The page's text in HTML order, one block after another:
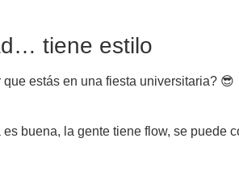
tiene estilo
estás en una fiesta universitaria? 😎
buena, la gente tiene flow, se puede